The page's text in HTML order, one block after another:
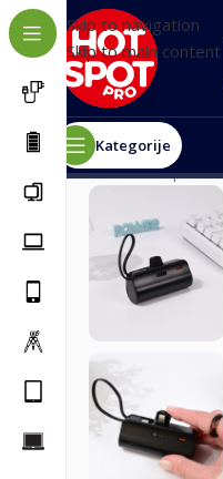
Skip to navigation
Skip to main content
Kategorije
Почетна/